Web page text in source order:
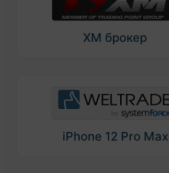
XM брокер
iPhone 12 Pro Max